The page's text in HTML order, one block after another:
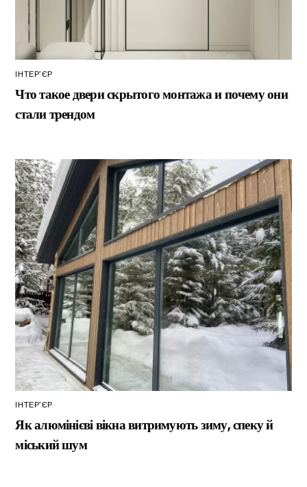
ІНТЕР’ЄР
Что такое двери скрытого монтажа и почему они
стали трендом
ІНТЕР’ЄР
Як алюмінієві вікна витримують зиму, спеку й
міський шум